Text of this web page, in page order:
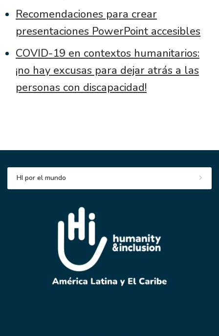
Recomendaciones para crear
presentaciones PowerPoint accesibles
COVID-19 en contextos humanitarios:
¡no hay excusas para dejar atrás a las
personas con discapacidad!
HI por el mundo